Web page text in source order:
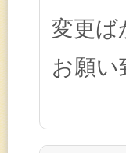
変更ば
お願い